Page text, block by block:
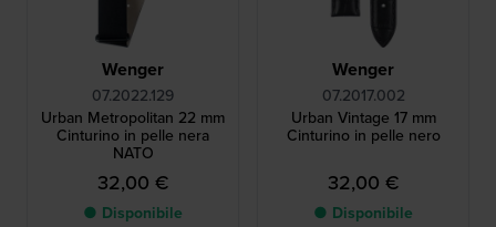
Wenger
07.2022.129
Urban Metropolitan 22 mm
Cinturino in pelle nera
NATO
32,00 €
● Disponibile
Wenger
07.2017.002
Urban Vintage 17 mm
Cinturino in pelle nero
32,00 €
● Disponibile